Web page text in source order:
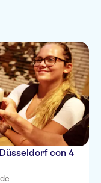
con 4